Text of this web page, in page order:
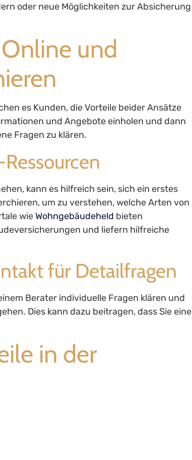
oder neue Möglichkeiten zur Absicherung
und
es Kunden, die Vorteile beider Ansätze
und Angebote einholen und dann
Fragen zu klären.
kann es hilfreich sein, sich ein erstes
um zu verstehen, welche Arten von
wie Wohngebäudeheld bieten
und liefern hilfreiche
für Detailfragen
Berater individuelle Fragen klären und
Dies kann dazu beitragen, dass Sie eine
in der